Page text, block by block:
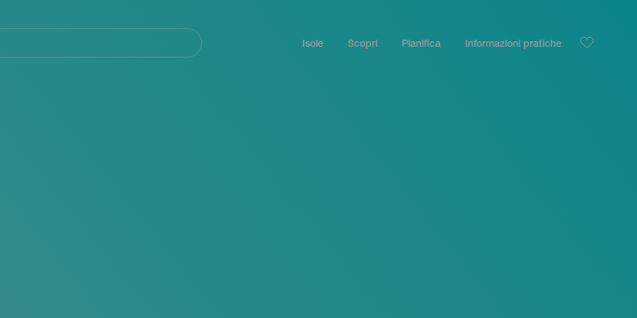
Isole Scopri Pianifica Informazioni pratiche